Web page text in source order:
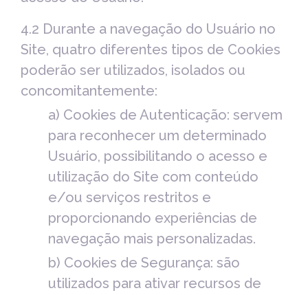
4.2 Durante a navegação do Usuário no
Site, quatro diferentes tipos de Cookies
poderão ser utilizados, isolados ou
concomitantemente:
a) Cookies de Autenticação: servem
para reconhecer um determinado
Usuário, possibilitando o acesso e
utilização do Site com conteúdo
e/ou serviços restritos e
proporcionando experiências de
navegação mais personalizadas.
b) Cookies de Segurança: são
utilizados para ativar recursos de